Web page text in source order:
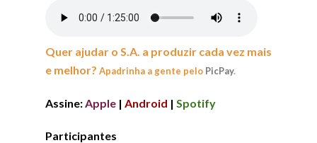
Quer ajudar o S.A. a produzir cada vez mais
e melhor? Apadrinha a gente pelo PicPay.
Assine: Apple | Android | Spotify
Participantes